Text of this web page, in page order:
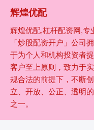
辉煌优配
辉煌优配,杠杆配资网,专
「炒股配资开户」公司
于为个人和机构投资者
客户至上原则，致力于
规合法的前提下，不断
立、开放、公正、透明
之一。